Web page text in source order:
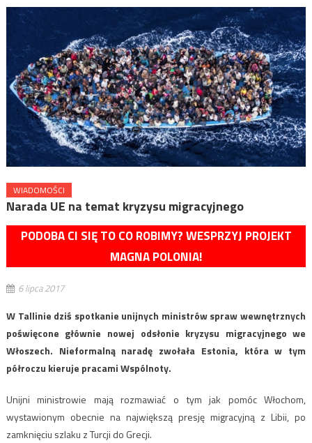
WIADOMOŚCI
Narada UE na temat kryzysu migracyjnego
PODOBA CI SIĘ TO CO ROBIMY? WESPRZYJ PROJEKT
MAGNA POLONIA!
6 lipca 2017
W Tallinie dziś spotkanie unijnych ministrów spraw wewnętrznych
poświęcone głównie nowej odsłonie kryzysu migracyjnego we
Włoszech. Nieformalną naradę zwołała Estonia, która w tym
półroczu kieruje pracami Wspólnoty.
Unijni ministrowie mają rozmawiać o tym jak pomóc Włochom,
wystawionym obecnie na największą presję migracyjną z Libii, po
zamknięciu szlaku z Turcji do Grecji.